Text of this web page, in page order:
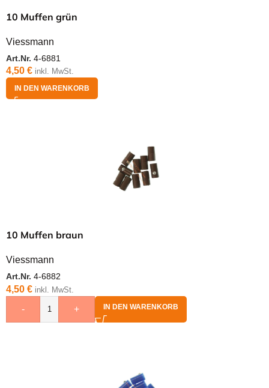
10 Muffen grün
Viessmann
Art.Nr. 4-6881
4,50 € inkl. MwSt.
IN DEN WARENKORB
10 Muffen braun
Viessmann
Art.Nr. 4-6882
4,50 € inkl. MwSt.
- + IN DEN WARENKORB